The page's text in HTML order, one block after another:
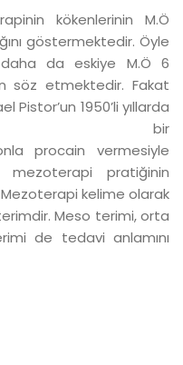
kökenlerinin M.Ö
göstermektedir. Öyle
da eskiye M.Ö 6
söz etmektedir. Fakat
1950’li yıllarda
bir
procain vermesiyle
pratiğinin
kelime olarak
Meso terimi, orta
de tedavi anlamını